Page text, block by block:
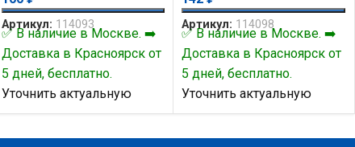
Артикул: 114093
✅ В наличие в Москве. ➡️
Доставка в Красноярск от
5 дней, бесплатно.
Уточнить актуальную
цену и наличие товара Вы
Артикул: 114098
✅ В наличие в Москве. ➡️
Доставка в Красноярск от
5 дней, бесплатно.
Уточнить актуальную
цену и наличие товара Вы